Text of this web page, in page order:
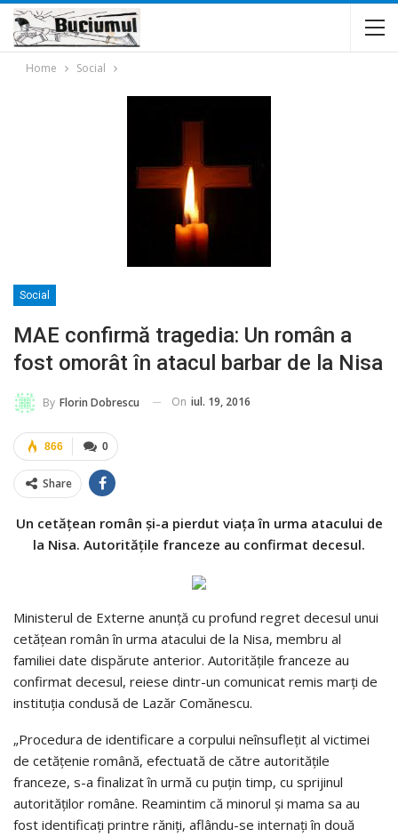
Home Social
Social
MAE confirmă tragedia: Un român a
fost omorât în atacul barbar de la Nisa
By Florin Dobrescu On iul. 19, 2016
0
866
Share
Un cetăţean român şi-a pierdut viaţa în urma atacului de
la Nisa. Autorităţile franceze au confirmat decesul.
Ministerul de Externe anunţă cu profund regret decesul unui
cetăţean român în urma atacului de la Nisa, membru al
familiei date dispărute anterior. Autorităţile franceze au
confirmat decesul, reiese dintr-un comunicat remis marţi de
instituţia condusă de Lazăr Comănescu.
„Procedura de identificare a corpului neînsufleţit al victimei
de cetăţenie română, efectuată de către autorităţile
franceze, s-a finalizat în urmă cu puţin timp, cu sprijinul
autorităţilor române. Reamintim că minorul şi mama sa au
fost identificaţi printre răniţi, aflându-se internaţi în două